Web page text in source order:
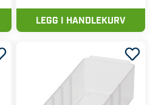
LEGG I HANDLEKURV